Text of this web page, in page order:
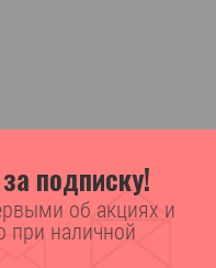
подписку!
об акциях и
при наличной